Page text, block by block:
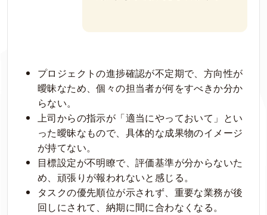
プロジェクトの進捗確認が不定期で、方向性が
曖昧なため、個々の担当者が何をすべきか分か
らない。
上司からの指示が「適当にやっておいて」とい
った曖昧なもので、具体的な成果物のイメージ
が持てない。
目標設定が不明瞭で、評価基準が分からないた
め、頑張りが報われないと感じる。
タスクの優先順位が示されず、重要な業務が後
回しにされて、納期に間に合わなくなる。